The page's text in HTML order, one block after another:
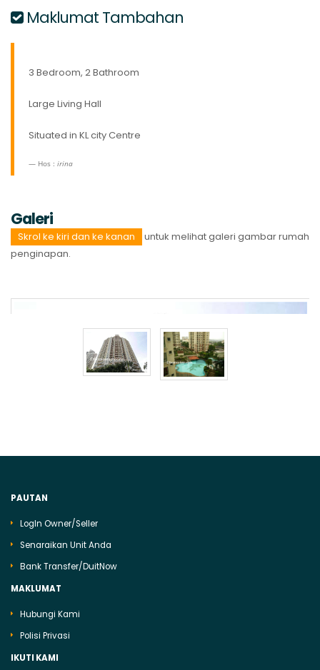
Maklumat Tambahan
3 Bedroom, 2 Bathroom
Large Living Hall
Situated in KL city Centre
Hos : irina
Galeri
Skrol ke kiri dan ke kanan
untuk melihat galeri gambar rumah
penginapan.
PAUTAN
LogIn Owner/Seller
Senaraikan Unit Anda
Bank Transfer/DuitNow
MAKLUMAT
Hubungi Kami
Polisi Privasi
IKUTI KAMI